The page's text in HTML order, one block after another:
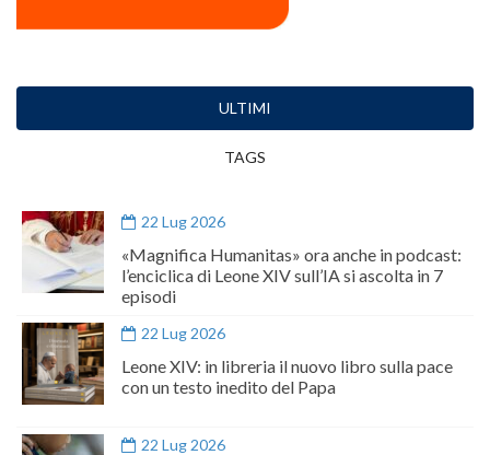
ULTIMI
TAGS
22 Lug 2026
«Magnifica Humanitas» ora anche in podcast:
l’enciclica di Leone XIV sull’IA si ascolta in 7
episodi
22 Lug 2026
Leone XIV: in libreria il nuovo libro sulla pace
con un testo inedito del Papa
22 Lug 2026